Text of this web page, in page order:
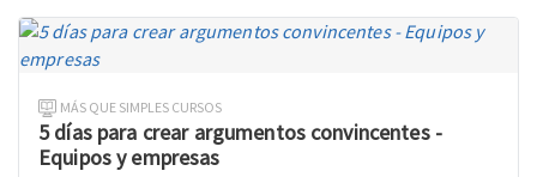
MÁS QUE SIMPLES CURSOS
5 días para crear argumentos convincentes -
Equipos y empresas